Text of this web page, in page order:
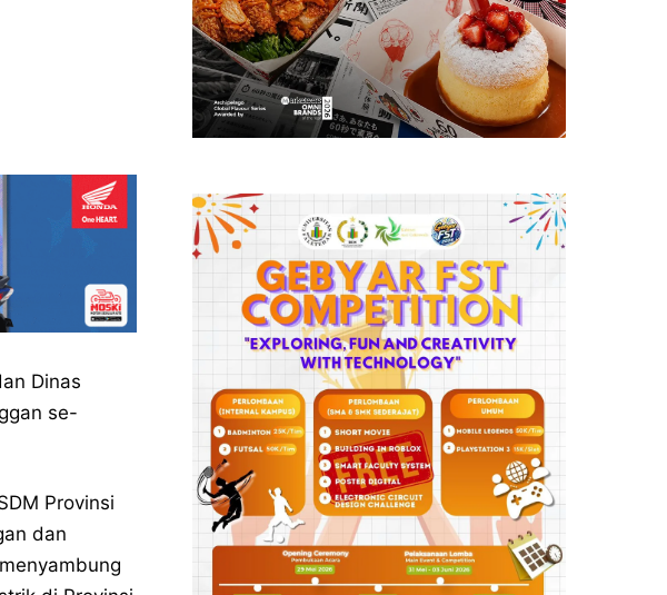
Dinas
se-
Provinsi
dan